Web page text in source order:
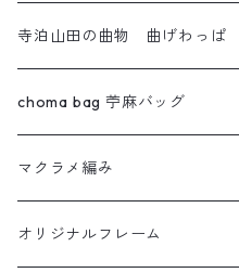
寺泊山田の曲物 曲げわっぱ
わっぱセイロ
ウルトラセブン
曲輪の弁当箱
choma bag 苧麻バッグ
マクラメ編み
フクロウ
オリジナルフレーム